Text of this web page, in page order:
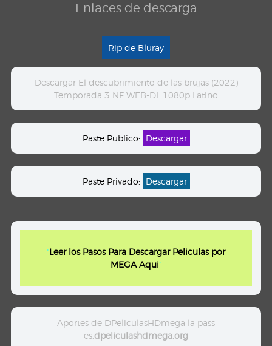
Enlaces de descarga
Rip de Bluray
Descargar El descubrimiento de las brujas (2022)
Temporada 3 NF WEB-DL 1080p Latino
Paste Publico: Descargar
Paste Privado: Descargar
"Leer los Pasos Para Descargar Peliculas por
MEGA Aqui"
Aportes de DPeliculasHDmega la pass
es:dpeliculashdmega.org